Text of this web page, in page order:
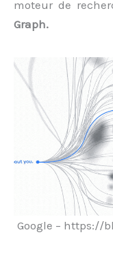
moteur de
Graph.
Google – https://